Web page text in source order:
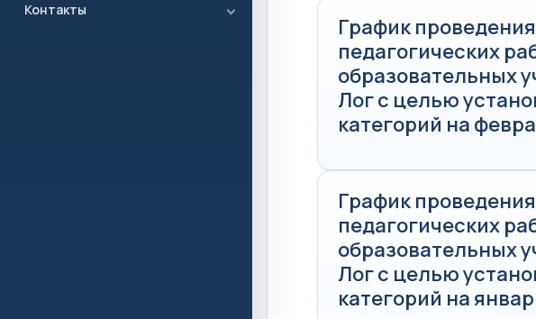
Контакты
График
педагогических
образовательных
Лог с целью
категорий на
График
педагогических
образовательных
Лог с целью
категорий на